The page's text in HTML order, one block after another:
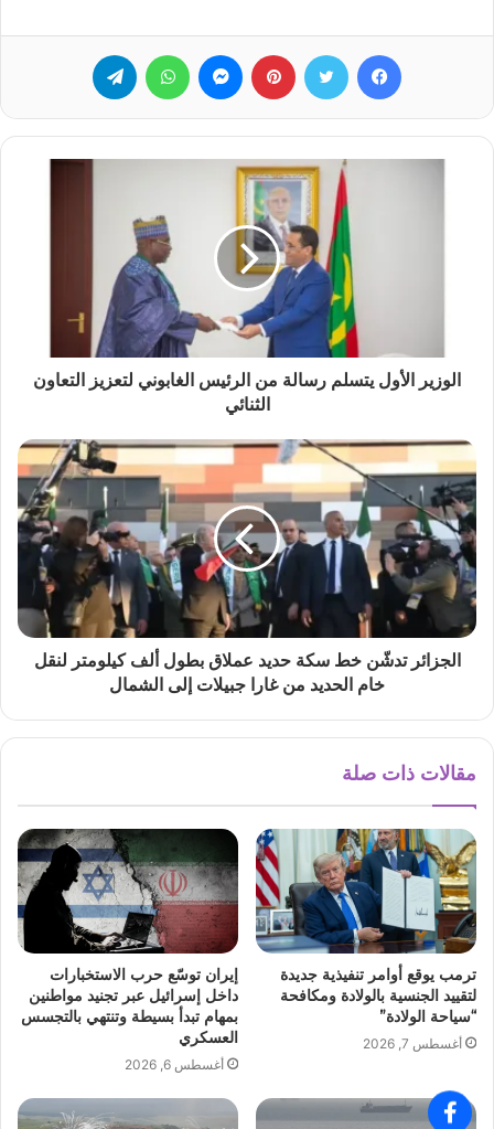
فيسبوك تويتر بينتيريست ماسنجر واتساب
الوزير الأول يتسلم رسالة من الرئيس الغابوني لتعزيز التعاون
الثنائي
الجزائر تدشّن خط سكة حديد عملاق بطول ألف كيلومتر لنقل
خام الحديد من غارا جبيلات إلى الشمال
مقالات ذات صلة
ترمب يوقع أوامر تنفيذية جديدة
لتقييد الجنسية بالولادة ومكافحة
“سياحة الولادة”
أغسطس 7, 2026
إيران توسّع حرب الاستخبارات
داخل إسرائيل عبر تجنيد مواطنين
بمهام تبدأ بسيطة وتنتهي بالتجسس
العسكري
أغسطس 6, 2026